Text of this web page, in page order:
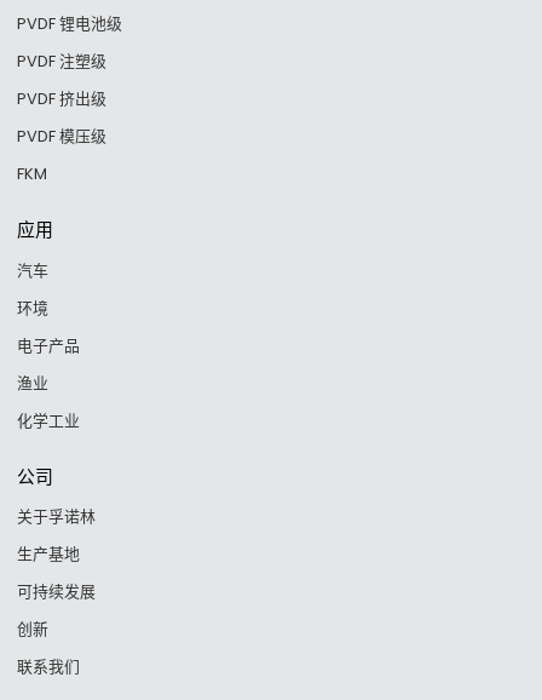
PVDF 锂电池级
PVDF 注塑级
PVDF 挤出级
PVDF 模压级
FKM
应用
汽车
环境
电子产品
渔业
化学工业
公司
关于孚诺林
生产基地
可持续发展
创新
联系我们